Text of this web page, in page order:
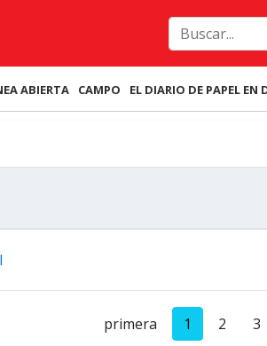
ABIERTA CAMPO EL DIARIO DE PAPEL EN
primera 1 2 3